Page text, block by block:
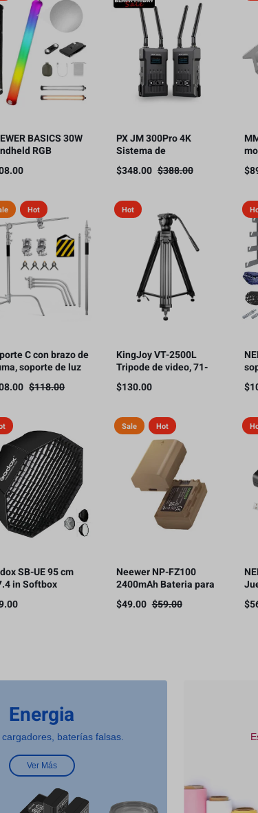
BASICS 30W
RGB
90cm, 5000mAh
PX JM 300Pro 4K
Sistema de
transmisión de video
inalámbrico,
HDMI, 300m
$388.00
$348.00 $
Hot
C con brazo de
soporte de luz
fotografía, 3.3 m,
de carga（Este
de envío.）
$118.00
Hot
KingJoy VT-2500L
Tripode de video, 71-
180cm, soporte de
carga 11kg.
$130.00 $
SB-UE 95 cm
in Softbox
Octágono
Mount, con
Sale Hot
Neewer NP-FZ100
2400mAh Bateria para
Sony
$59.00
$49.00 $
Energia
baterías falsas.
Ver Más